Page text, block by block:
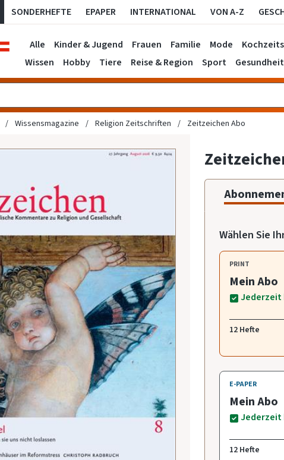
SONDERHEFTE EPAPER INTERNATIONAL VON A-Z
Alle Kinder & Jugend Frauen Familie Mode
Wissen
Hobby Tiere Reise & Region Sport Gesundheit
Wissensmagazine Religion Zeitschriften Zeitzeichen Abo
Wählen Sie
PRINT
Mein Abo
Jederzeit
12 Hefte
E-PAPER
Mein Abo
Jederzeit
12 Hefte